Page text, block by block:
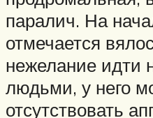
паралич. На
отмечается
нежелание идти
людьми, у него
отсутствовать